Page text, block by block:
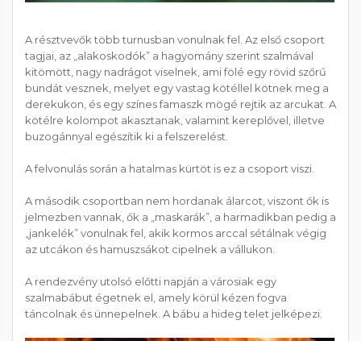
A résztvevők több turnusban vonulnak fel. Az első csoport
tagjai, az „alakoskodók” a hagyomány szerint szalmával
kitömött, nagy nadrágot viselnek, ami fölé egy rövid szőrű
bundát vesznek, melyet egy vastag kötéllel kötnek meg a
derekukon, és egy színes famaszk mögé rejtik az arcukat. A
kötélre kolompot akasztanak, valamint kereplővel, illetve
buzogánnyal egészítik ki a felszerelést.
A felvonulás során a hatalmas kürtöt is ez a csoport viszi.
A második csoportban nem hordanak álarcot, viszont ők is
jelmezben vannak, ők a „maskarák”, a harmadikban pedig a
„jankelék” vonulnak fel, akik kormos arccal sétálnak végig
az utcákon és hamuszsákot cipelnek a vállukon.
A rendezvény utolsó előtti napján a városiak egy
szalmabábut égetnek el, amely körül kézen fogva
táncolnak és ünnepelnek. A bábu a hideg telet jelképezi.